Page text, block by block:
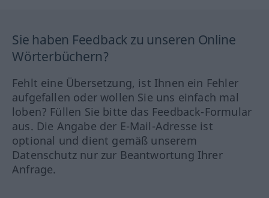
Sie haben Feedback zu unseren Online
Wörterbüchern?
Fehlt eine Übersetzung, ist Ihnen ein Fehler
aufgefallen oder wollen Sie uns einfach mal
loben? Füllen Sie bitte das Feedback-Formular
aus. Die Angabe der E-Mail-Adresse ist
optional und dient gemäß unserem
Datenschutz nur zur Beantwortung Ihrer
Anfrage.